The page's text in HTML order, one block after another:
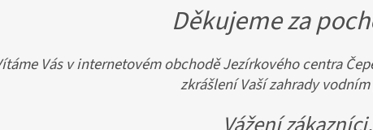
Děkujeme za
Vás v internetovém obchodě Jezírkového centra
zkrášlení Vaší zahrady